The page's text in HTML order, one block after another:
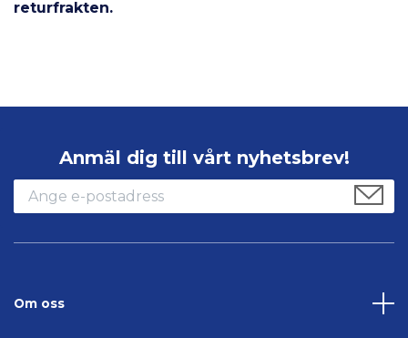
returfrakten.
Anmäl dig till vårt nyhetsbrev!
Om oss